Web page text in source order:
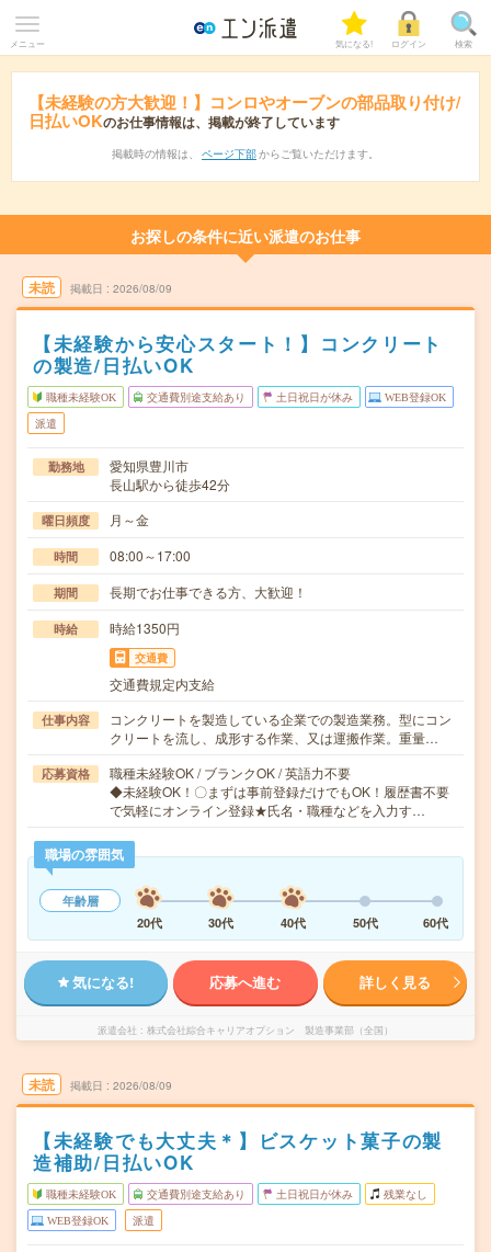
メニュー 気になる! ログイン 検索
【未経験の方大歓迎！】コンロやオーブンの部品取り付け/
日払いOKのお仕事情報は、掲載が終了しています
掲載時の情報は、 ページ下部 からご覧いただけます。
お探しの条件に近い派遣のお仕事
未読 掲載日 2026/08/09
【未経験から安心スタート！】コンクリート
の製造/日払いOK
職種未経験OK 交通費別途支給あり 土日祝日が休み WEB登録OK
派遣
勤務地
愛知県豊川市
長山駅から徒歩42分
曜日頻度 月～金
時間 08:00～17:00
期間 長期でお仕事できる方、大歓迎！
時給 時給1350円
交通費
交通費規定内支給
仕事内容
コンクリートを製造している企業での製造業務。型にコン
クリートを流し、成形する作業、又は運搬作業。重量…
応募資格
職種未経験OK / ブランクOK / 英語力不要
◆未経験OK！〇まずは事前登録だけでもOK！履歴書不要
で気軽にオンライン登録★氏名・職種などを入力す…
職場の雰囲気
年齢層
20代
30代 40代 50代 60代
気になる! 応募へ進む 詳しく見る
派遣会社 株式会社綜合キャリアオプション 製造事業部（全国）
未読 掲載日 2026/08/09
【未経験でも大丈夫＊】ビスケット菓子の製
造補助/日払いOK
職種未経験OK 交通費別途支給あり 土日祝日が休み 残業なし
WEB登録OK 派遣